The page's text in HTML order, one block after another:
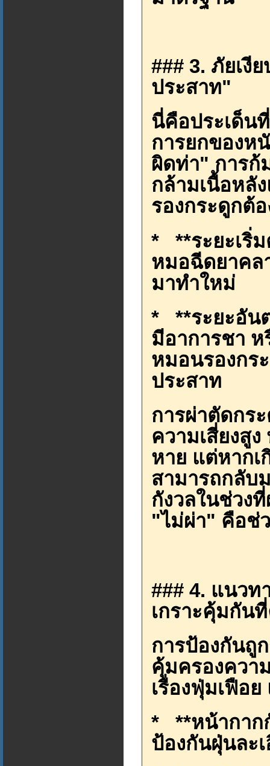
### 3. ภัยเงี
ประสาท"
นี่คือประเด็น
การยกของห
ผิดท่า" การก้
กล้ามเนื้อหลั
รองกระดูกต้
* **ระยะเริ่
หมอฉีดยาคล
มาทำใหม่
* **ระยะอันต
มีอาการชา
หมอนรองกร
ประสาท
การผ่าตัดกร
ความเสี่ยงสู
หาย แต่หาก
สามารถกลับ
กังวลในช่วง
"ไม่ผ่า" คือช่
### 4. แนวท
เกราะคุ้มกัน
การป้องกันถู
คุ้มครองควา
เรื่องฟุ่มเฟือ
* **หน้ากาก
ป้องกันฝุ่นละ